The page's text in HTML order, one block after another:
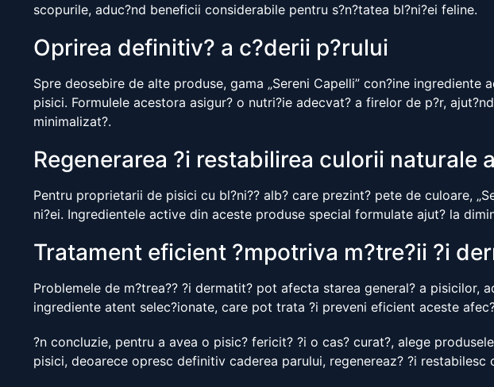
scopurile, aduc?nd beneficii considerabile pentru s?n?tatea bl?ni?ei feline.
Oprirea definitiv? a c?derii p?rului
Spre deosebire de alte produse, gama „Sereni Capelli” con?ine
pisici. Formulele acestora asigur? o nutri?ie adecvat? a firelor de p?r,
minimalizat?.
Regenerarea ?i restabilirea culorii naturale
Pentru proprietarii de pisici cu bl?ni?? alb? care prezint? pete de culoare,
ni?ei. Ingredientele active din aceste produse special formulate ajut? la
Tratament eficient ?mpotriva m?tre?ii ?i
Problemele de m?trea?? ?i dermatit? pot afecta starea general? a pisicilor,
ingrediente atent selec?ionate, care pot trata ?i preveni eficient aceste
?n concluzie, pentru a avea o pisic? fericit? ?i o cas? curat?, alege
pisici, deoarece opresc definitiv caderea parului, regenereaz? ?i